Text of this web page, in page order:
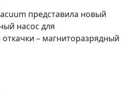
представила новый
насос для
– магниторазрядный